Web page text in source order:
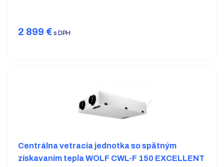
2 899 € s DPH
Centrálna vetracia jednotka so spätným
získavaním tepla WOLF CWL-F 150 EXCELLENT